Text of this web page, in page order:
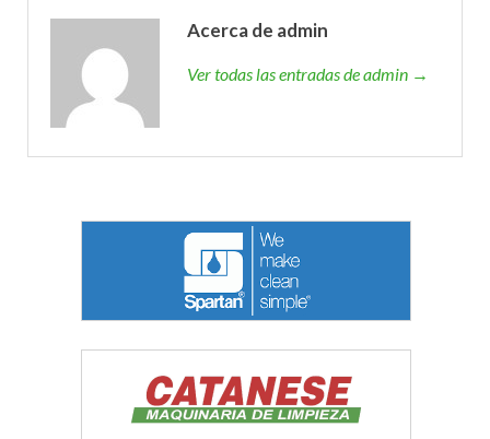
Acerca de admin
Ver todas las entradas de admin →